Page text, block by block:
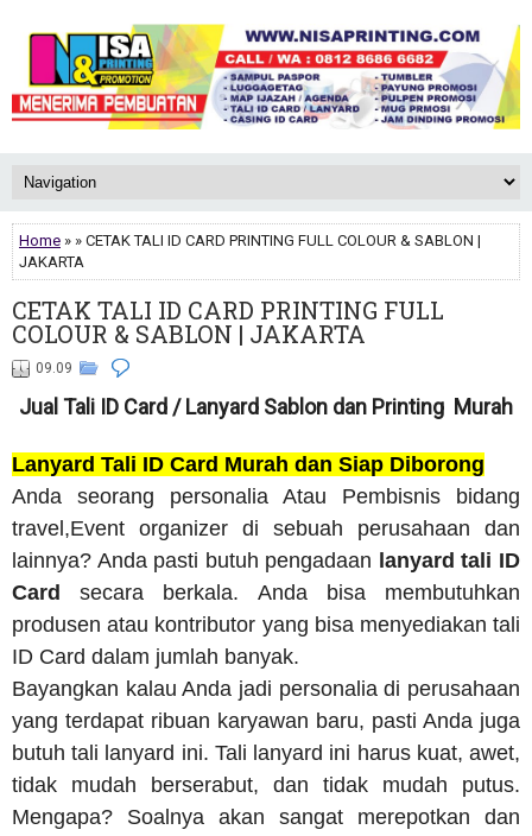
Home » » CETAK TALI ID CARD PRINTING FULL COLOUR & SABLON |
JAKARTA
CETAK TALI ID CARD PRINTING FULL
COLOUR & SABLON | JAKARTA
09.09
Jual Tali ID Card / Lanyard Sablon dan Printing Murah
Lanyard Tali ID Card Murah dan Siap Diborong
Anda seorang personalia Atau Pembisnis bidang
travel,Event organizer di sebuah perusahaan dan
lainnya? Anda pasti butuh pengadaan lanyard tali ID
Cardsecara berkala. Anda bisa membutuhkan
produsen atau kontributor yang bisa menyediakan tali
ID Card dalam jumlah banyak.
Bayangkan kalau Anda jadi personalia di perusahaan
yang terdapat ribuan karyawan baru, pasti Anda juga
butuh tali lanyard ini. Tali lanyard ini harus kuat, awet,
tidak mudah berserabut, dan tidak mudah putus.
Mengapa? Soalnya akan sangat merepotkan dan